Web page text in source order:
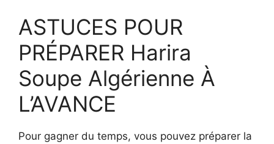
ASTUCES POUR
PRÉPARER Harira
Soupe Algérienne À
L’AVANCE
Pour gagner du temps, vous pouvez préparer la